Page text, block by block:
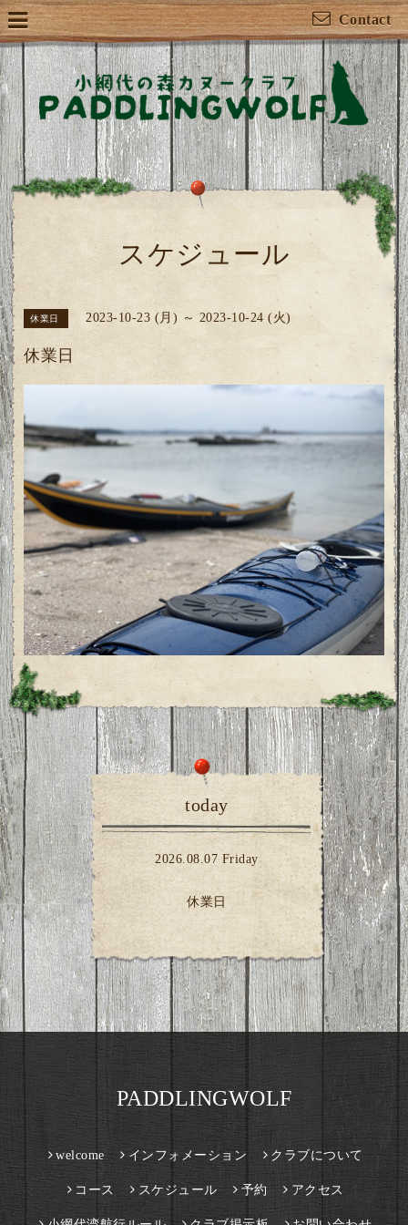
Contact
スケジュール
休業日 2023-10-23 (月) ～ 2023-10-24 (火)
休業日
today
2026.08.07 Friday
休業日
PADDLINGWOLF
welcome インフォメーション クラブについて
コース スケジュール 予約 アクセス